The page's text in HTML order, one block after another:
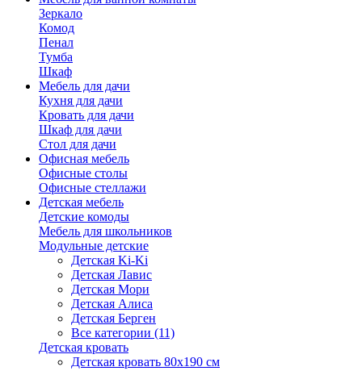
Зеркало
Комод
Пенал
Тумба
Шкаф
Мебель для дачи
Кухня для дачи
Кровать для дачи
Шкаф для дачи
Стол для дачи
Офисная мебель
Офисные столы
Офисные стеллажи
Детская мебель
Детские комоды
Мебель для школьников
Модульные детские
Детская Ki-Ki
Детская Лавис
Детская Мори
Детская Алиса
Детская Берген
Все категории (11)
Детская кровать
Детская кровать 80х190 см